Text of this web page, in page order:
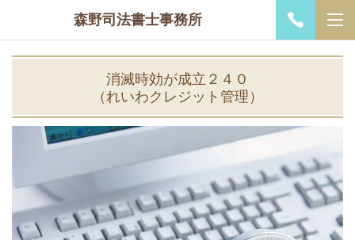
森野司法書士事務所
消滅時効が成立２４０
（れいわクレジット管理）